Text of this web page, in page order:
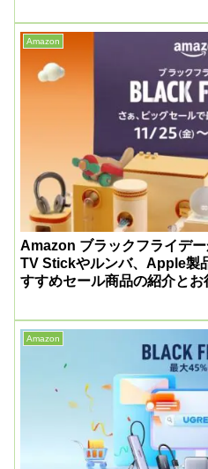
Amazon
Amazon ブラックフライデ
TV Stickやルンバ、Apple製
すすめセール商品の紹介と
Amazon